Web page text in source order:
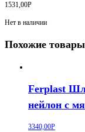
1531,00Р
Нет в наличии
Похожие товары
Ferplast
нейлон с
3340,00Р